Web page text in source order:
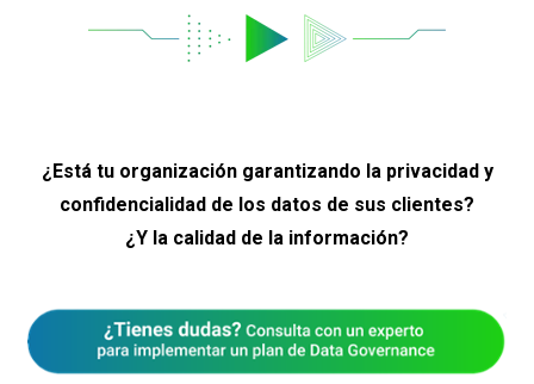
¿Está tu organización garantizando la privacidad y
confidencialidad de los datos de sus clientes?
¿Y la calidad de la información?